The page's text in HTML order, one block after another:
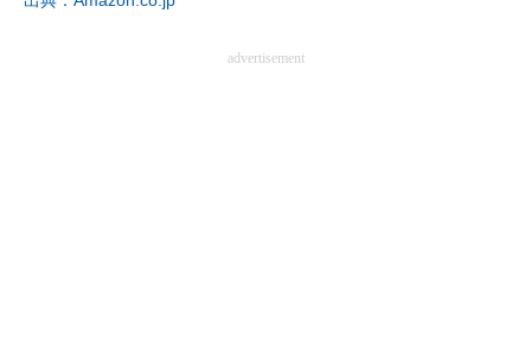
advertisement